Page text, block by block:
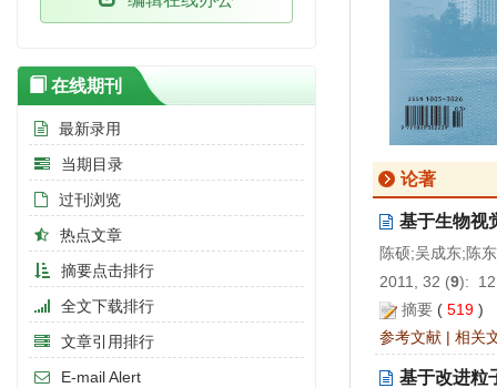
论著
基于生物视
陈硕;吴成东;陈
2011, 32 (9):
摘要 ( 519 )
参考文献 | 相关
基于改进粒
在线期刊
最新录用
当期目录
过刊浏览
热点文章
摘要点击排行
全文下载排行
文章引用排行
E-mail Alert